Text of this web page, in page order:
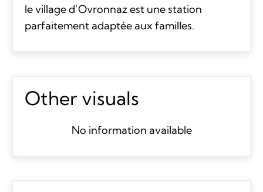
le village d’Ovronnaz est une station
parfaitement adaptée aux familles.
Other visuals
No information available